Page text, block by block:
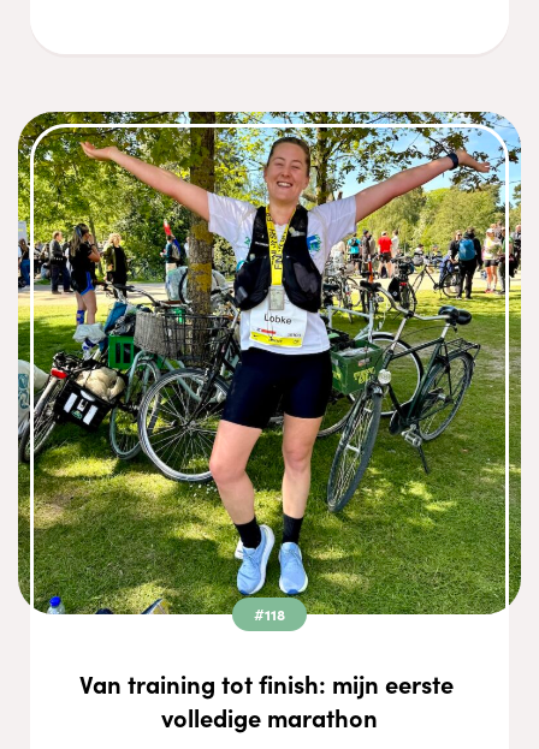
#118
Van training tot finish: mijn eerste
volledige marathon